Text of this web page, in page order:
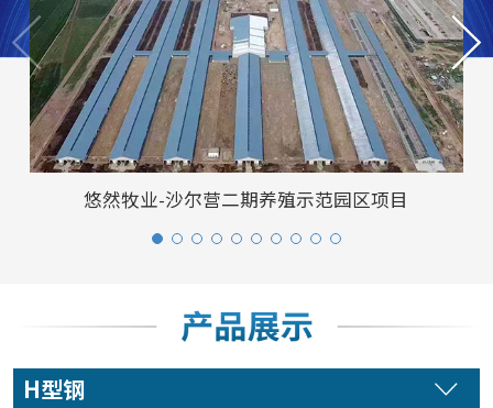
悠然牧业-沙尔营二期养殖示范园区项目
H型钢